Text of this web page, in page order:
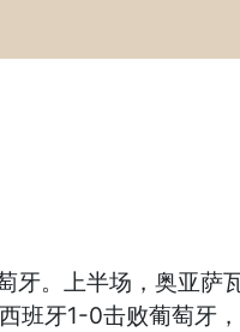
。上半场，奥亚萨
牙1-0击败葡萄牙，